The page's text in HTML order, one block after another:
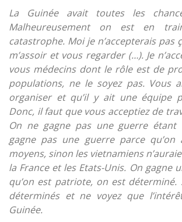
La Guinée avait toutes les
Malheureusement on est en
catastrophe. Moi je n’accepterais pas
m’assoir et vous regarder (…). Je
vous médecins dont le rôle est de
populations, ne le soyez pas. Vous
organiser et qu’il y ait une équipe
Donc, il faut que vous acceptiez de
On ne gagne pas une guerre étant
gagne pas une guerre parce
moyens, sinon les vietnamiens
la France et les Etats-Unis. On gagne
qu’on est patriote, on est déterminé.
déterminés et ne voyez que
Guinée.